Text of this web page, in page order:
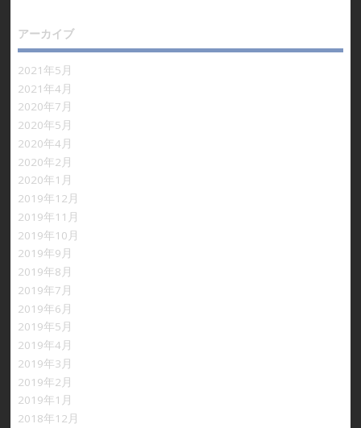
アーカイブ
2021年5月
2021年4月
2020年7月
2020年5月
2020年4月
2020年2月
2020年1月
2019年12月
2019年11月
2019年10月
2019年9月
2019年8月
2019年7月
2019年6月
2019年5月
2019年4月
2019年3月
2019年2月
2019年1月
2018年12月